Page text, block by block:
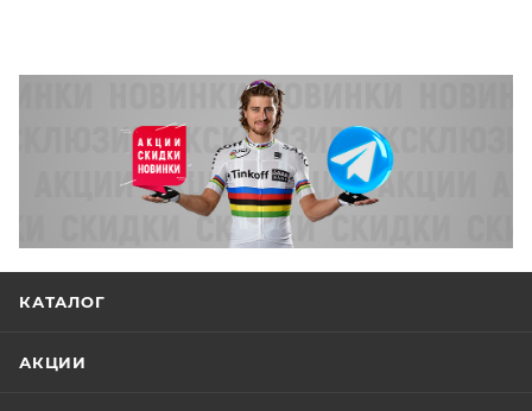
КАТАЛОГ
АКЦИИ